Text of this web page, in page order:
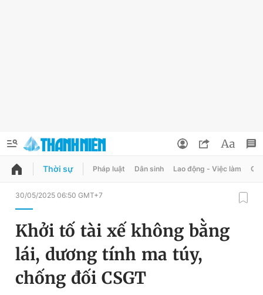
QUẢNG CÁO
Chuyên mục
Chuyên mục khác
Đổi mật khẩu
Tin đã lưu
Tin đã xem
Thời sự Pháp luật Dân sinh Lao động - Việc làm
30/05/2025 06:50 GMT+7
Khởi tố tài xế không bằng
lái, dương tính ma túy,
chống đối CSGT